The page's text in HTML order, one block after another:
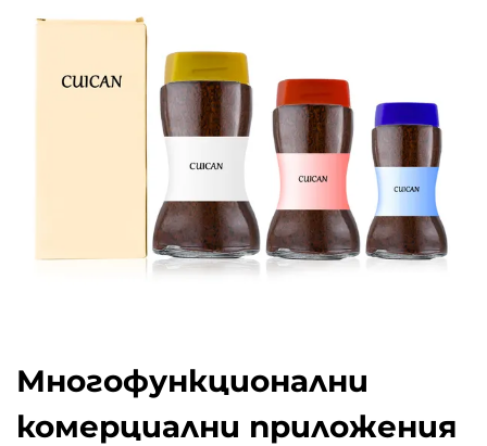
Многофункционални
комерциални приложения